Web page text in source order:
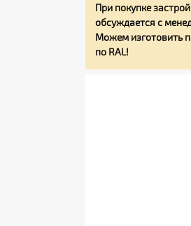
При покупке
обсуждается с
Можем изготовить
по RAL!